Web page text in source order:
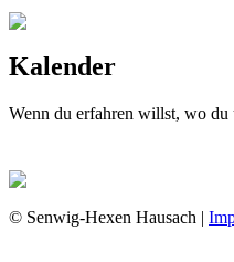
Kalender
Wenn du erfahren willst, wo du
© Senwig-Hexen Hausach |